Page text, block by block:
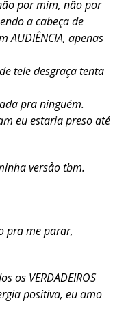
por mim, não por
a cabeça de
AUDIÊNCIA, apenas
tele desgraça tenta
pra ninguém.
eu estaria preso até
versåo tbm.
pra me parar,
os VERDADEIROS
positiva, eu amo